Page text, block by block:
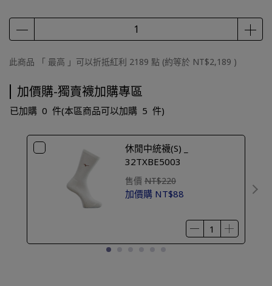
此商品 「 最高 」可以折抵紅利 2189 點 (約等於 NT$2,189 )
加價購-獨賣襪加購專區
已加購 0 件(本區商品可以加購 5 件)
休閒中統襪(S) _
32TXBE5003
售價 NT$220
加價購 NT$88